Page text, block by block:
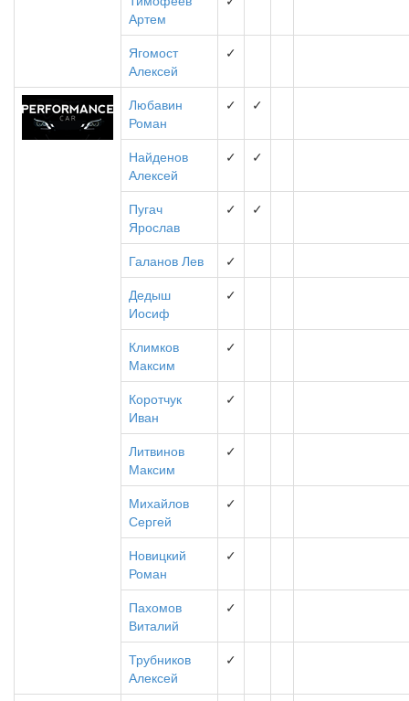
Артем
Ягомост
Алексей
✓
Любавин
Роман
✓ ✓
Найденов
Алексей
✓ ✓
Пугач
Ярослав
✓ ✓
Галанов Лев
✓
Дедыш
Иосиф
✓
Климков
Максим
✓
Коротчук
Иван
✓
Литвинов
Максим
✓
Михайлов
Сергей
✓
Новицкий
Роман
✓
Пахомов
Виталий
✓
Трубников
Алексей
✓